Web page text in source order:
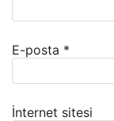
E-posta *
İnternet sitesi